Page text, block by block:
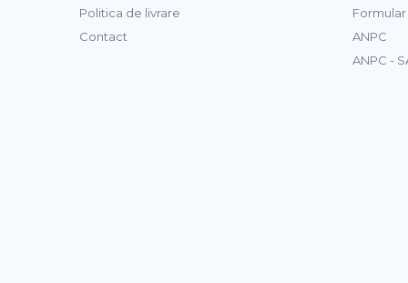
Politica de livrare
Contact
ANPC
ANPC -